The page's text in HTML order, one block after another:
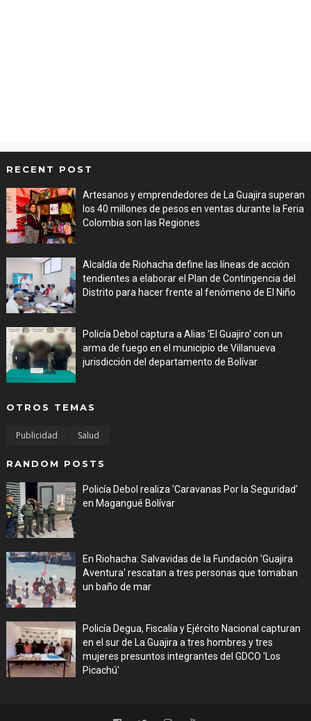
RECENT POST
Artesanos y emprendedores de La Guajira superan
los 40 millones de pesos en ventas durante la Feria
Colombia son las Regiones
Alcaldía de Riohacha define las líneas de acción
tendientes a elaborar el Plan de Contingencia del
Distrito para hacer frente al fenómeno de El Niño
Policía Debol captura a Alias 'El Guajiro' con un
arma de fuego en el municipio de Villanueva
jurisdicción del departamento de Bolívar
OTROS TEMAS
Publicidad Salud
RANDOM POSTS
Policía Debol realiza 'Caravanas Por la Seguridad'
en Magangué Bolívar
En Riohacha: Salvavidas de la Fundación 'Guajira
Aventura' rescatan a tres personas que tomaban
un baño de mar
Policía Degua, Fiscalía y Ejército Nacional capturan
en el sur de La Guajira a tres hombres y tres
mujeres presuntos integrantes del GDCO 'Los
Picachú'